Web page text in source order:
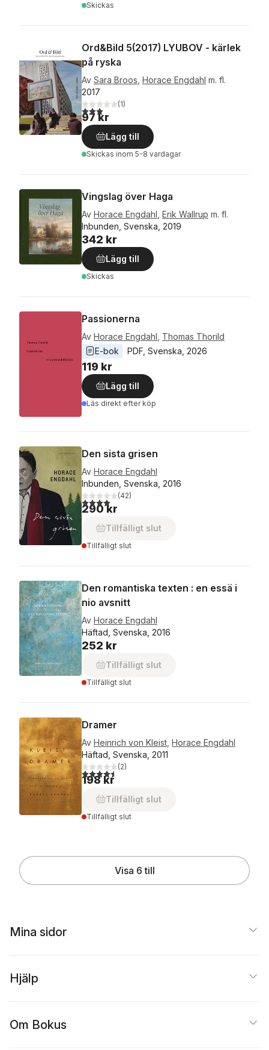
Skickas
Ord&Bild 5(2017) LYUBOV - kärlek
på ryska
Av Sara Broos Horace Engdahl m. fl.
2017
3,0utav 5 stjärnor. Totalt antal röster:
(1)
97 kr
Lägg till
Skickas inom 5-8 vardagar
Vingslag över Haga
Av Horace Engdahl Erik Wallrup m. fl.
Inbunden, Svenska, 2019
342 kr
Lägg till
Skickas
Passionerna
Av Horace Engdahl Thomas Thorild
E-bok
PDF Svenska 2026
119 kr
Lägg till
Läs direkt efter köp
Den sista grisen
Av Horace Engdahl
Inbunden, Svenska, 2016
4,0utav 5 stjärnor. Totalt antal röster:
(42)
290 kr
Tillfälligt slut
Tillfälligt slut
Den romantiska texten : en essä i
nio avsnitt
Av Horace Engdahl
Häftad, Svenska, 2016
252 kr
Tillfälligt slut
Tillfälligt slut
Dramer
Av Heinrich von Kleist Horace Engdahl
Häftad, Svenska, 2011
4,5utav 5 stjärnor. Totalt antal röster:
(2)
198 kr
Tillfälligt slut
Tillfälligt slut
Visa 6 till
Mina sidor
Hjälp
Om Bokus